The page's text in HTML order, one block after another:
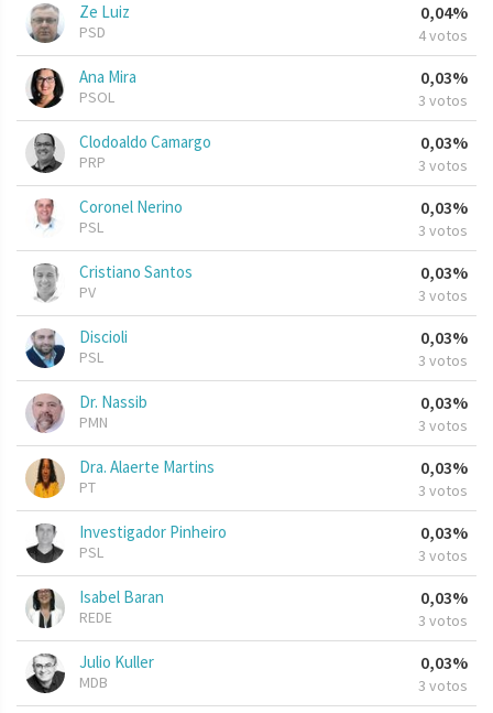
Ze Luiz
PSD
0,04%
4 votos
Ana Mira
PSOL
0,03%
3 votos
Clodoaldo Camargo
PRP
0,03%
3 votos
Coronel Nerino
PSL
0,03%
3 votos
Cristiano Santos
PV
0,03%
3 votos
Discioli
PSL
0,03%
3 votos
Dr. Nassib
PMN
0,03%
3 votos
Dra. Alaerte Martins
PT
0,03%
3 votos
Investigador Pinheiro
PSL
0,03%
3 votos
Isabel Baran
REDE
0,03%
3 votos
Julio Kuller
MDB
0,03%
3 votos